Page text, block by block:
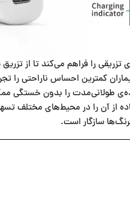
را فراهم می‌کند تا از
کمترین احساس ناراحتی را
طولانی‌مدت را بدون خستگی
از آن را در محیط‌های مختلف
سازگار است.